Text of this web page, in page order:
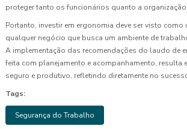
proteger tanto os funcionários quanto a organização.
Portanto, investir em ergonomia deve ser visto
qualquer negócio que busca um ambiente de
A implementação das recomendações do laudo de
feita com planejamento e acompanhamento, resulta
seguro e produtivo, refletindo diretamente no
Tags:
Segurança do Trabalho